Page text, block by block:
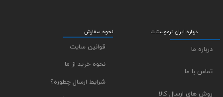
نحوه سفارش
قوانین سایت
نحوه خرید از ما
شرایط ارسال چطوره؟
درباره ایران ترموستات
درباره ما
تماس با ما
روش های ارسال کالا